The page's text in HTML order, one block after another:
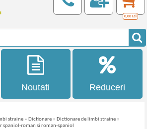
0,00 Lei
Noutati Reduceri
straine » Dictionare » Dictionare de limbi straine »
spaniol-roman si roman-spaniol